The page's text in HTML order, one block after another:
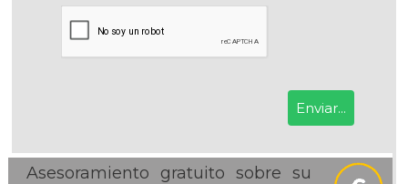
Asesoramiento gratuito sobre su